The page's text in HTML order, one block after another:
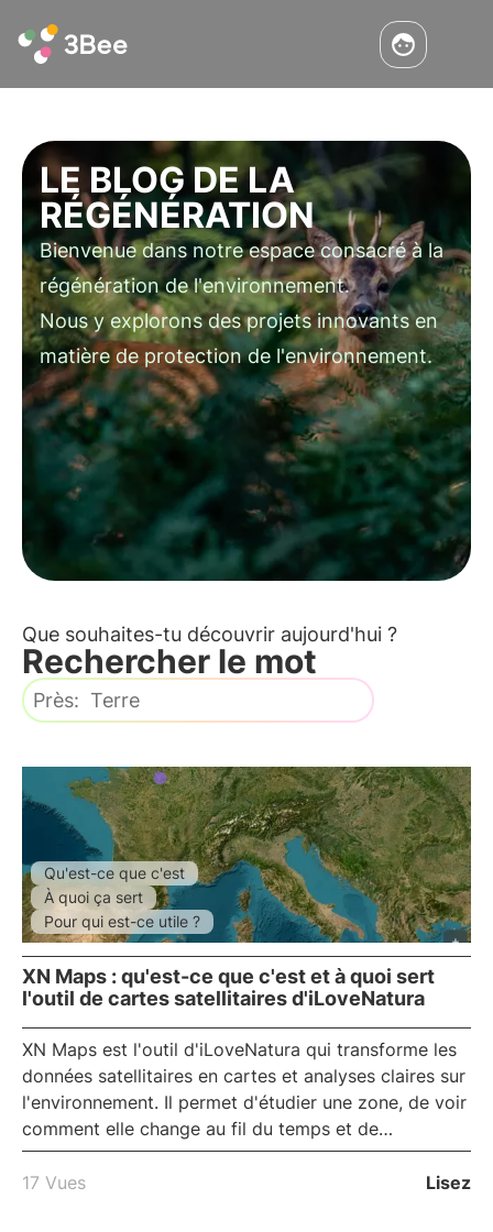
LEBLOGDE LA
RÉGÉNÉRATION
Bienvenue dans notre espace consacré à la
régénération de l'environnement.
Nous y explorons des projets innovants en
matière de protection de l'environnement.
Que souhaites-tu découvrir aujourd'hui ?
Rechercher le mot
Qu'est-ce que c'est
À quoi ça sert
Pour qui est-ce utile ?
XN Maps : qu'est-ce que c'est et à quoi sert
l'outil de cartes satellitaires d'iLoveNatura
XN Maps est l'outil d'iLoveNatura qui transforme les
données satellitaires en cartes et analyses claires sur
l'environnement. Il permet d'étudier une zone, de voir
comment elle change au fil du temps et de
comprendre comment le climat évolue, le tout depuis
le navigateur. Découvrez ce que c'est, à quoi cela
17 Vues Lisez